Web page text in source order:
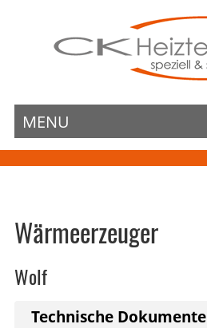
MENU
Wärmeerzeuger
Wolf
Technische Dokumente